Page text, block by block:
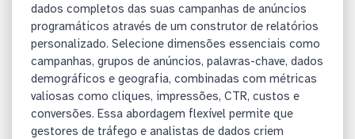
dados completos das suas campanhas de anúncios
programáticos através de um construtor de relatórios
personalizado. Selecione dimensões essenciais como
campanhas, grupos de anúncios, palavras-chave, dados
demográficos e geografia, combinadas com métricas
valiosas como cliques, impressões, CTR, custos e
conversões. Essa abordagem flexível permite que
gestores de tráfego e analistas de dados criem